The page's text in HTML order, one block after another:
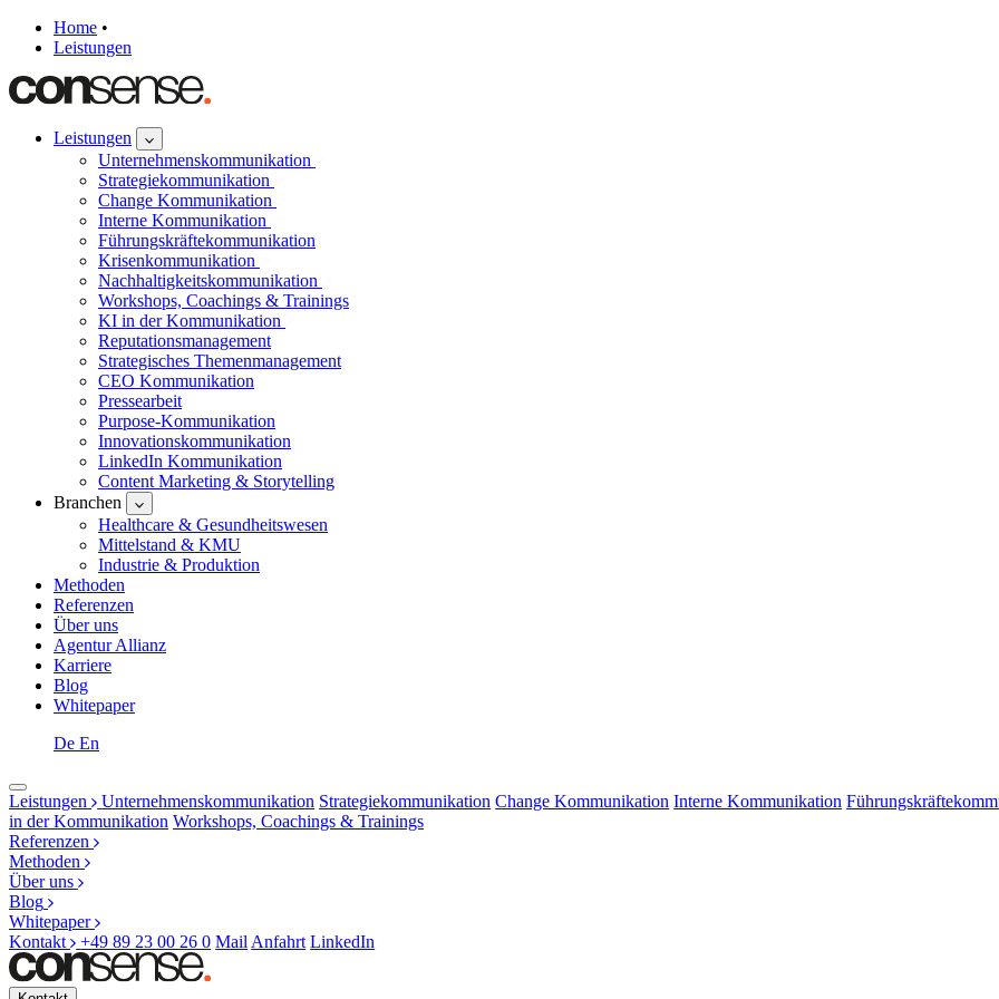
Home •
Leistungen
Leistungen
Unternehmenskommunikation
Strategiekommunikation
Change Kommunikation
Interne Kommunikation
Führungskräftekommunikation
Krisenkommunikation
Nachhaltigkeitskommunikation
Workshops, Coachings & Trainings
KI in der Kommunikation
Reputationsmanagement
Strategisches Themenmanagement
CEO Kommunikation
Pressearbeit
Purpose-Kommunikation
Innovationskommunikation
LinkedIn Kommunikation
Content Marketing & Storytelling
Branchen
Healthcare & Gesundheitswesen
Mittelstand & KMU
Industrie & Produktion
Methoden
Referenzen
Über uns
Agentur Allianz
Karriere
Blog
Whitepaper
De En
Leistungen Unternehmenskommunikation Strategiekommunikation Change Kommunikation Interne Kommunikation
in der Kommunikation Workshops, Coachings & Trainings
Referenzen
Methoden
Über uns
Blog
Whitepaper
Kontakt
+49 89 23 00 26 0 MailAnfahrt LinkedIn